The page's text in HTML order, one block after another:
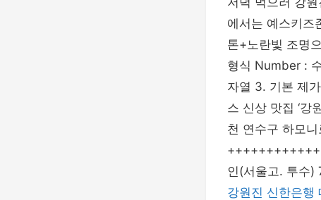
에서는 예스키즈
톤+노란빛 조명
형식 Number :
자열 3. 기본 제
스 신상 맛집 ‘강
천 연수구 하모
인(서울고. 투수
강원진 신한은행